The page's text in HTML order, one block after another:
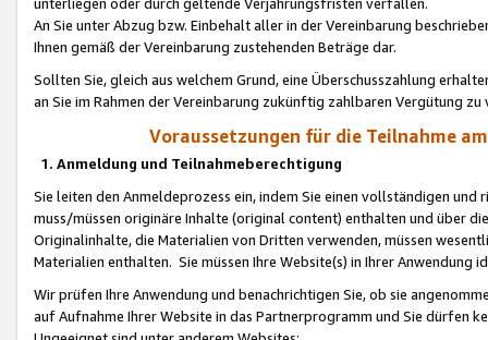
An Sie unter Abzug bzw. Einbehalt aller in der Vereinbarung
Ihnen gemäß der Vereinbarung zustehenden Beträge dar.
Sollten Sie, gleich aus welchem Grund, eine Überschusszahlung
an Sie im Rahmen der Vereinbarung zukünftig zahlbaren Vergütung zu
Voraussetzungen für die Teilnahme
1. Anmeldung und Teilnahmeberechtigung
Sie leiten den Anmeldeprozess ein, indem Sie einen vollständigen
muss/müssen originäre Inhalte (original content) enthalten und über
Originalinhalte, die Materialien von Dritten verwenden, müssen
Materialien enthalten. Sie müssen Ihre Website(s) in Ihrer Anwendung
Wir prüfen Ihre Anwendung und benachrichtigen Sie, ob sie
auf Aufnahme Ihrer Website in das Partnerprogramm und Sie dürfen